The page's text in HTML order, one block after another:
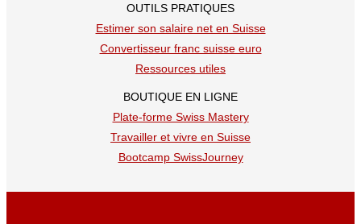
OUTILS PRATIQUES
Estimer son salaire net en Suisse
Convertisseur franc suisse euro
Ressources utiles
BOUTIQUE EN LIGNE
Plate-forme Swiss Mastery
Travailler et vivre en Suisse
Bootcamp SwissJourney